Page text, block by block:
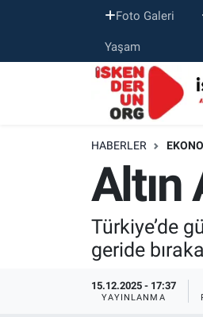
Foto Galeri
Yaşam
HABERLER
Altın
Türkiye’de
geride
15.12.2025 - 17:37
YAYINLANMA